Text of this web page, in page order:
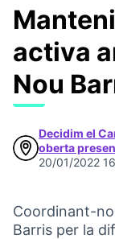
activa
Nou
Decidim el
oberta
20/01/2022
Coordinant-
Barris per la